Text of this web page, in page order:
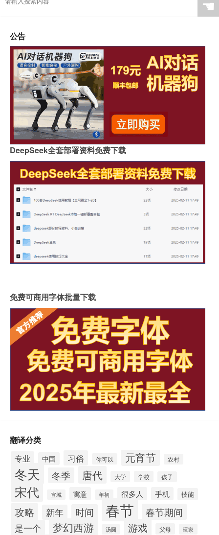
☚
公告
DeepSeek全套部署资料免费下载
免费可商用字体批量下载
翻译分类
专业
中国 习俗 你可以 元宵节 农村
冬天 冬季 唐代 大学 学校 孩子
宋代 宣城 寓意 年初 很多人 手机 技能
攻略 新年 时间 春节 春节期间
是一个 梦幻西游 汤圆 游戏 父母 玩家